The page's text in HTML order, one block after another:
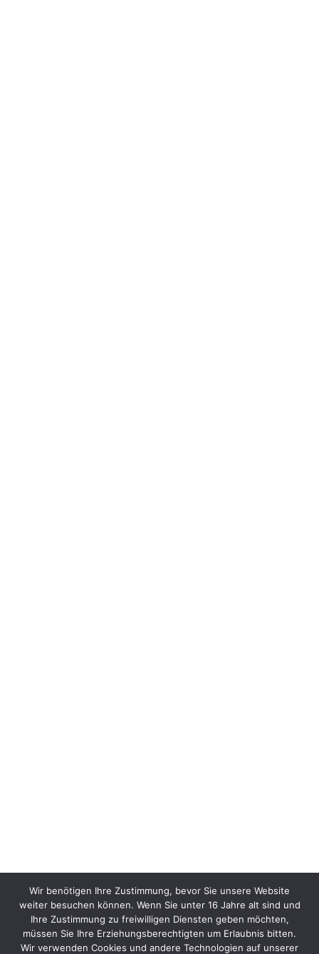
Wir benötigen Ihre Zustimmung, bevor Sie unsere Website
weiter besuchen können. Wenn Sie unter 16 Jahre alt sind und
Ihre Zustimmung zu freiwilligen Diensten geben möchten,
müssen Sie Ihre Erziehungsberechtigten um Erlaubnis bitten.
Wir verwenden Cookies und andere Technologien auf unserer